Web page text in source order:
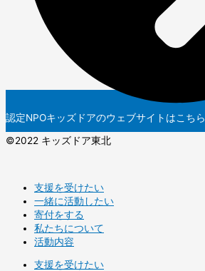
認定NPOキッズドアのウェブサイトはこちら
©️2022 キッズドア東北
支援を受けたい
一緒に活動したい
寄付をする
私たちについて
活動内容
支援を受けたい